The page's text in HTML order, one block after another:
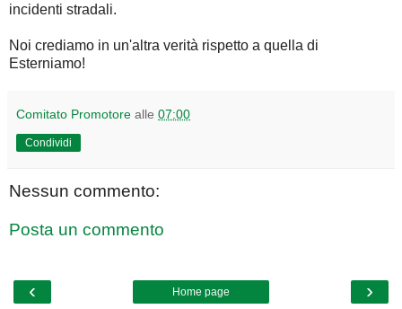
incidenti stradali.
Noi crediamo in un'altra verità rispetto a quella di
Esterniamo!
Comitato Promotore alle 07:00
Condividi
Nessun commento:
Posta un commento
‹ ›
Home page